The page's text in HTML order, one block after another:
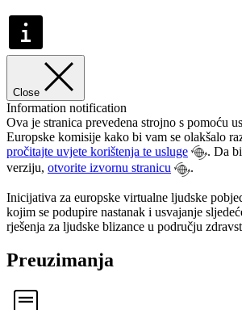
Close
Information notification
Ova je stranica prevedena strojno s pomoću
Europske komisije kako bi vam se olakšalo
pročitajte uvjete korištenja te usluge
. Da
verziju, otvorite izvornu stranicu .
Inicijativa za europske virtualne ljudske
kojim se podupire nastanak i usvajanje
rješenja za ljudske blizance u području
Preuzimanja